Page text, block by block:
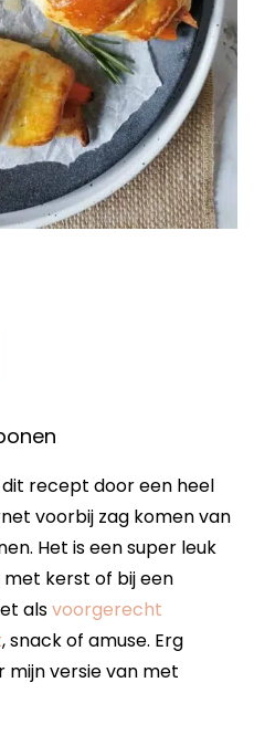
recept door een heel
voorbij zag komen van
Het is een super leuk
kerst of bij een
alsvoorgerecht
, snack of amuse. Erg
mijn versie van met